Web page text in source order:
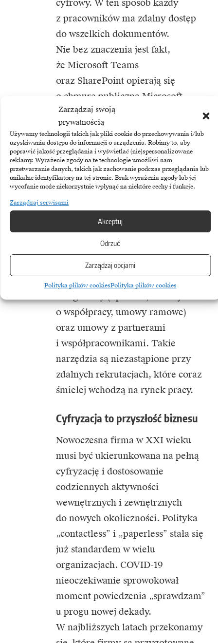
Zarządzaj swoją
prywatnością
Używamy technologii takich jak pliki cookie do przechowywania i/lub
uzyskiwania dostępu do informacji o urządzeniu. Robimy to, aby
poprawić jakość przeglądania i wyświetlać (nie)spersonalizowane
reklamy. Wyrażenie zgody na te technologie umożliwi nam
przetwarzanie danych, takich jak zachowanie podczas przeglądania lub
unikalne identyfikatory na tej stronie. Brak wyrażenia zgody lub jej
wycofanie może niekorzystnie wpłynąć na niektóre cechy i funkcje.
Zarządzaj serwisami
Akceptuj
Odrzuć
Zarządzaj opcjami
Polityka plików cookiesPolityka plików cookies
cyfrowy. W ten sposób każdy
z pracowników ma zdalny dostęp
do wszelkich dokumentów.
Nie bez znaczenia jest fakt,
że Microsoft Teams
oraz SharePoint opierają się
o chmurę publiczną Microsoft
Azure, dzięki czemu pracownicy
nie martwią się o wydajność
systemu i przestrzeń dyskową
serwerów.
Przy podpisywaniu wiążących
prawnie dokumentów
elektronicznych, powszechnie
wykorzystuje się takie platformy
jak Zoho Sign, DocuSign
czy polskie Autenti. W ten sposób
podpisywane są umowy z klientami
o współpracy, umowy ramowe)
oraz umowy z partnerami
i współpracownikami. Takie
narzędzia są niezastąpione przy
zdalnych rekrutacjach, które coraz
śmielej wchodzą na rynek pracy.
Cyfryzacja to przyszłość biznesu
Nowoczesna firma w XXI wieku
musi być ukierunkowana na pełną
cyfryzację i dostosowanie
codziennych aktywności
wewnętrznych i zewnętrznych
do nowych okoliczności. Polityka
„contactless” i „paperless” stała się
już standardem w wielu
organizacjach. COVID-19
nieoczekiwanie sprowokował
moment powiedzenia „sprawdzam”
u progu nowej dekady.
W najbliższych latach przekonamy